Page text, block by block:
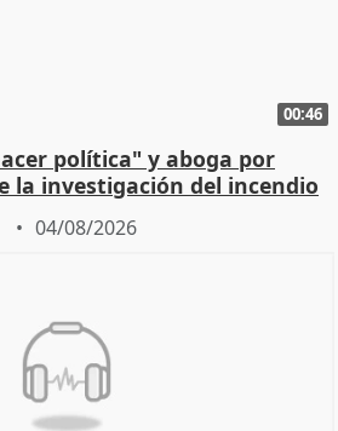
00:46
política" y aboga por
la investigación del incendio
04/08/2026